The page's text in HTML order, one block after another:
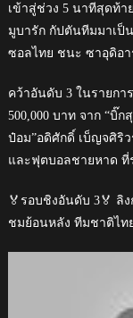
เข้าสู่ช่วง 5 นาทีสุดท้า
มูบารัก กัปตันทีมมาเป็น
ซอลไทย ชนะ ซาอุดิอา
คว้าอันดับ 3 ในรายการ
500,000 บาท จาก “บิ๊
ป๋อม”อดิศักดิ์ เบ็ญจศิริ
และฟุตบอลชายหาด
🏅รอบชิงอันดับ 3🏅 ลิ
ชมย้อนหลัง ทีมชาติไ